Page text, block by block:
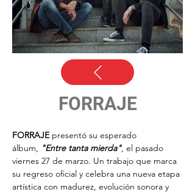
FORRAJE
FORRAJE presentó su esperado
álbum, "Entre tanta mierda", el pasado
viernes 27 de marzo. Un trabajo que marca
su regreso oficial y celebra una nueva etapa
artística con madurez, evolución sonora y